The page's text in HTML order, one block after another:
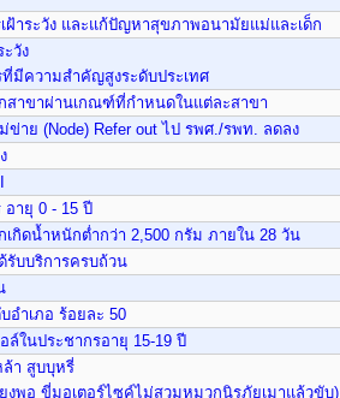
ฝ้าระวัง และแก้ปัญหาสุขภาพอนามัยแม่และเด็ก
วัง
มีความสำคัญสูงระดับประเทศ
สาขาผ่านเกณฑ์ที่กำหนดในแต่ละสาขา
าย (Node) Refer out ไป รพศ./รพท. ลดลง
อายุ 0 - 15 ปี
เกิดน้ำหนักต่ำกว่า 2,500 กรัม ภายใน 28 วัน
รับบริการครบถ้วน
ำเภอ ร้อยละ 50
ในประชากรอายุ 15-19 ปี
ล้า สูบบุหรี่
พอ ขี่มอเตอร์ไซค์ไม่สวมหมวกนิรภัยเมาแล้วขับ)